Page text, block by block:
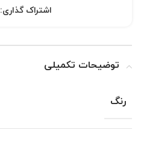
اشتراک گذاری:
توضیحات تکمیلی
رنگ